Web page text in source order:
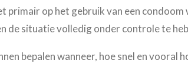
primair op het gebruik van een
de situatie volledig onder controle te
bepalen wanneer, hoe snel en vooral